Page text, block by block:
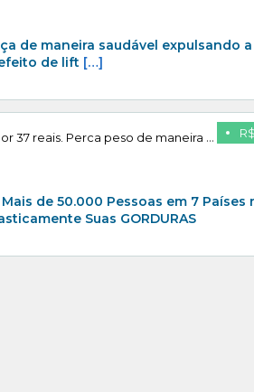
de maneira saudável expulsando a
de lift […]
Emagreça com receitas naturais e sem esforço por 37 reais. Perca peso de maneira saudável com produtos que você tem em casa. Acesse agora e comece ainda hoje.
de 50.000 Pessoas em 7 Países
Suas GORDURAS